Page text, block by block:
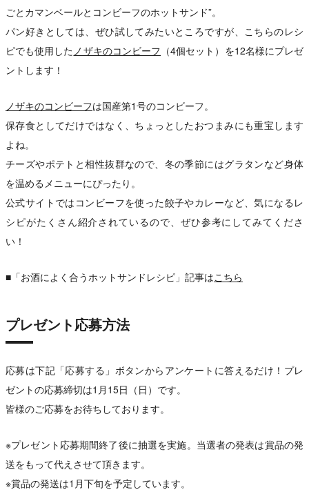
ごとカマンベールとコンビーフのホットサンド”。
パン好きとしては、ぜひ試してみたいところですが、こちらのレシ
ピでも使用した ノザキのコンビーフ （4個セット）を12名様にプレゼ
ントします！
ノザキのコンビーフは国産第1号のコンビーフ。
保存食としてだけではなく、ちょっとしたおつまみにも重宝します
よね。
チーズやポテトと相性抜群なので、冬の季節にはグラタンなど身体
を温めるメニューにぴったり。
公式サイトではコンビーフを使った餃子やカレーなど、気になるレ
シピがたくさん紹介されているので、ぜひ参考にしてみてくださ
い！
■「お酒によく合うホットサンドレシピ」記事はこちら
プレゼント応募方法
応募は下記「応募する」ボタンからアンケートに答えるだけ！プレ
ゼントの応募締切は1月15日（日）です。
皆様のご応募をお待ちしております。
※プレゼント応募期間終了後に抽選を実施。当選者の発表は賞品の発
送をもって代えさせて頂きます。
※賞品の発送は1月下旬を予定しています。